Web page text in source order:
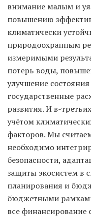
внимание малым и
повышению
климатически
природоохранным
измеримыми
потерь воды,
улучшение
государственные
развития. И в-
учётом
факторов. Мы
необходимо
безопасности,
защиты экосистем в
планирования и
бюджетными
все финансирование